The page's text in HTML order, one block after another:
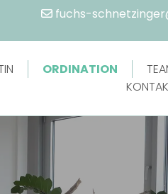
 fuchs-
ORDINATION